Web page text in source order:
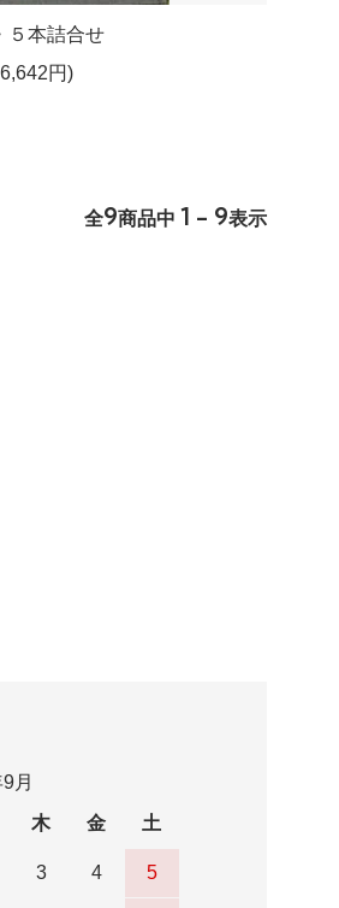
５本詰合せ
円)
全9商品中 1 - 9表示
月
木 金 土
3 4 5